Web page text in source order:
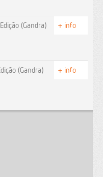
(Gandra) + info
(Gandra) + info